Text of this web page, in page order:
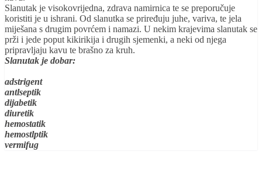
Slanutak je visokovrijedna, zdrava namirnica te se preporučuje
koristiti je u ishrani. Od slanutka se priređuju juhe, variva, te jela
miješana s drugim povrćem i namazi. U nekim krajevima slanutak se
prži i jede poput kikirikija i drugih sjemenki, a neki od njega
pripravljaju kavu te brašno za kruh.
Slanutak je dobar:
adstrigent
antlseptik
dijabetik
diuretik
hemostatik
hemostlptik
vermifug